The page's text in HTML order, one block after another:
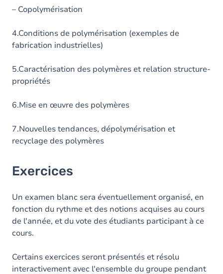
– Copolymérisation
4.Conditions de polymérisation (exemples de
fabrication industrielles)
5.Caractérisation des polymères et relation structure-
propriétés
6.Mise en œuvre des polymères
7.Nouvelles tendances, dépolymérisation et
recyclage des polymères
Exercices
Un examen blanc sera éventuellement organisé, en
fonction du rythme et des notions acquises au cours
de l'année, et du vote des étudiants participant à ce
cours.
Certains exercices seront présentés et résolu
interactivement avec l'ensemble du groupe pendant